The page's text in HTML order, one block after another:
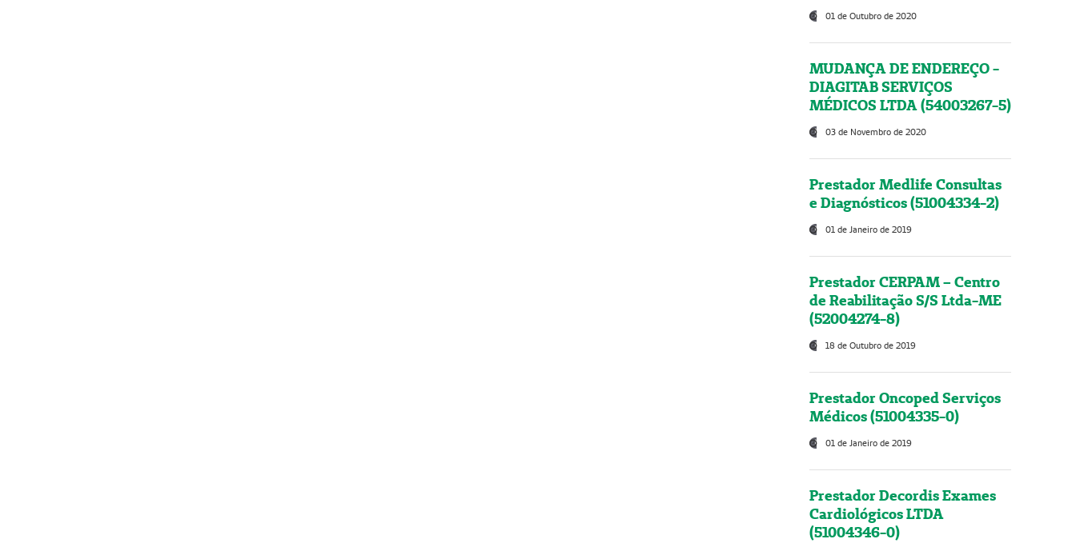
01 de Outubro de 2020
MUDANÇA DE ENDEREÇO -
DIAGITAB SERVIÇOS
MÉDICOS LTDA (54003267-5)
03 de Novembro de 2020
Prestador Medlife Consultas
e Diagnósticos (51004334-2)
01 de Janeiro de 2019
Prestador CERPAM – Centro
de Reabilitação S/S Ltda-ME
(52004274-8)
18 de Outubro de 2019
Prestador Oncoped Serviços
Médicos (51004335-0)
01 de Janeiro de 2019
Prestador Decordis Exames
Cardiológicos LTDA
(51004346-0)